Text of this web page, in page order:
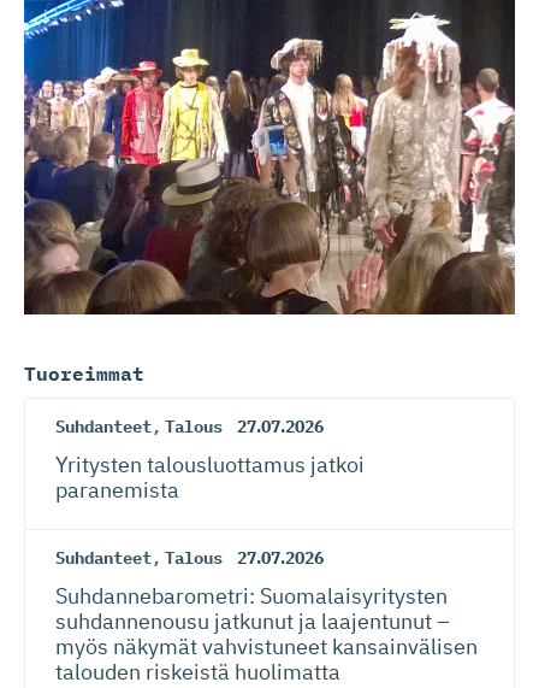
Tuoreimmat
Suhdanteet, Talous 27.07.2026
Yritysten talousluottamus jatkoi
paranemista
Suhdanteet, Talous 27.07.2026
Suhdanneba­ro­metri: Suomalaisy­ri­tysten
suhdannenousu jatkunut ja laajentunut –
myös näkymät vahvistuneet kansainvälisen
talouden riskeistä huolimatta